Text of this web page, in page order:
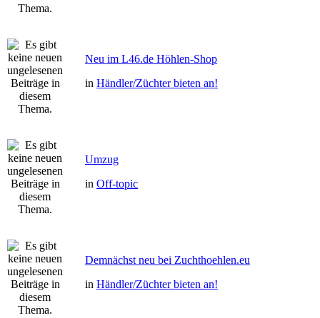
Neu im L46.de Höhlen-Shop
in Händler/Züchter bieten an!
Umzug
in Off-topic
Demnächst neu bei Zuchthoehlen.eu
in Händler/Züchter bieten an!